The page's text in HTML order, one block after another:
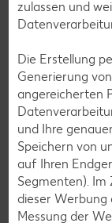
K-TAKE IT
versch. Sorten
je 400-g-Becher
(1 kg = 3.23)
1.29
Diese
zulassen und
Die Erstellung
Generierung
angereicherten
und Ihre
Speichern von
auf Ihren
Segmenten). Im
dieser
Messung der